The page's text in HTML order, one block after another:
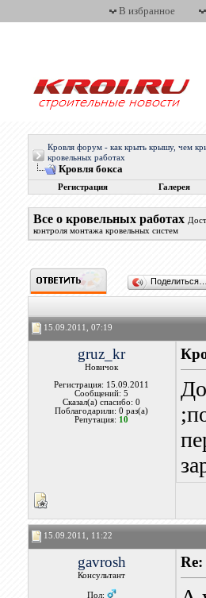
В избранное
Кровля форум - как крыть крышу, чем
кровельных работах
Кровля бокса
Регистрация Галерея
Все о кровельных работах
контроля монтажа кровельных систем
Поделиться…
15.09.2011, 07:19
gruz_kr
Новичок
Регистрация: 15.09.2011
Сообщений: 5
Сказал(а) спасибо: 0
Поблагодарили: 0 раз(а)
Репутация: 10
15.09.2011, 11:22
gavrosh
Консультант
Пол: